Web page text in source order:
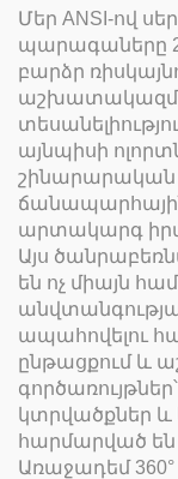
Մեր ANSI-ով
պարագաները
բարձր
աշխատակազմի
այնպիսի
արտակարգ
Այս
են ոչ միայն
ապահովելու
ընթացքում և
կտրվածքներ և
հարմարված
Առաջադեմ